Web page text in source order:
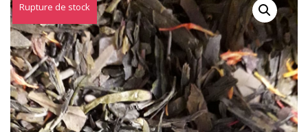
Rupture de stock